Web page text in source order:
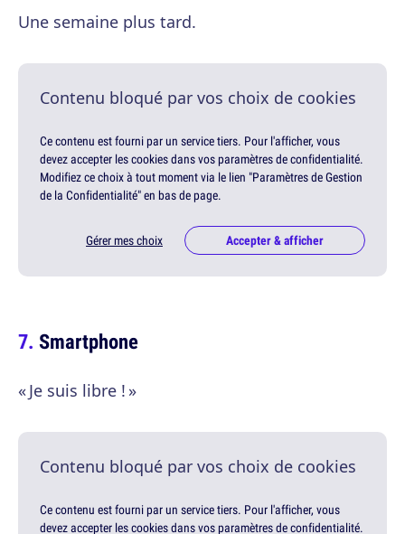
Une semaine plus tard.
Contenu bloqué par vos choix de cookies
Ce contenu est fourni par un service tiers. Pour l'afficher, vous
devez accepter les cookies dans vos paramètres de confidentialité.
Modifiez ce choix à tout moment via le lien "Paramètres de Gestion
de la Confidentialité" en bas de page.
Gérer mes choix Accepter & afficher
Smartphone
« Je suis libre ! »
Contenu bloqué par vos choix de cookies
Ce contenu est fourni par un service tiers. Pour l'afficher, vous
devez accepter les cookies dans vos paramètres de confidentialité.